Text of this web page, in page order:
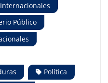
Internacionales
Público
Política